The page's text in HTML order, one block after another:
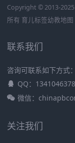
Copyright © 2013-
所有 育儿标签幼教地图
联系我们
咨询可联系如下方式：
QQ：1341046378
微信：
关注我们